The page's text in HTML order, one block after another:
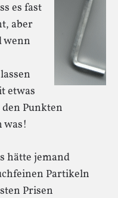
es fast
aber
wenn
etwas
Punkten
was!
hätte jemand
Partikeln
Prisen